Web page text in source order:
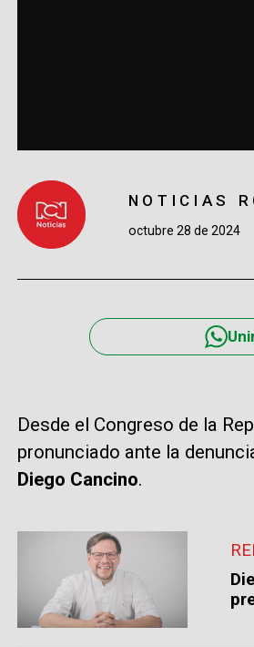
NOTICIAS
octubre 28 de 2024
Desde el Congreso de la
pronunciado ante la
Diego Cancino.